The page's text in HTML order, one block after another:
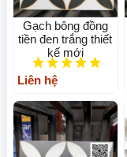
Gạch bông đồng
tiền đen trắng thiết
kế mới
Liên hệ